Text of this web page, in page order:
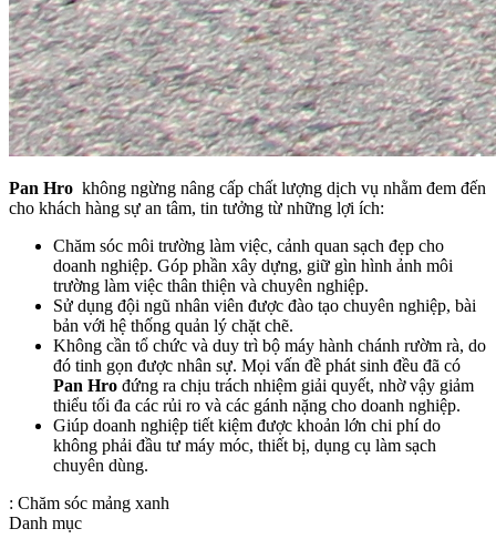
Pan Hro không ngừng nâng cấp chất lượng dịch vụ nhằm đem đến
cho khách hàng sự an tâm, tin tưởng từ những lợi ích:
Chăm sóc môi trường làm việc, cảnh quan sạch đẹp cho
doanh nghiệp. Góp phần xây dựng, giữ gìn hình ảnh môi
trường làm việc thân thiện và chuyên nghiệp.
Sử dụng đội ngũ nhân viên được đào tạo chuyên nghiệp, bài
bản với hệ thống quản lý chặt chẽ.
Không cần tổ chức và duy trì bộ máy hành chánh rườm rà, do
đó tinh gọn được nhân sự. Mọi vấn đề phát sinh đều đã có
Pan Hro đứng ra chịu trách nhiệm giải quyết, nhờ vậy giảm
thiểu tối đa các rủi ro và các gánh nặng cho doanh nghiệp.
Giúp doanh nghiệp tiết kiệm được khoản lớn chi phí do
không phải đầu tư máy móc, thiết bị, dụng cụ làm sạch
chuyên dùng.
: Chăm sóc mảng xanh
Danh mục